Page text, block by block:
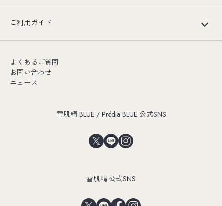
ご利用ガイド
よくあるご質問
お問い合わせ
ニュース
雪肌精 BLUE / Prédia BLUE 公式SNS
雪肌精 公式SNS